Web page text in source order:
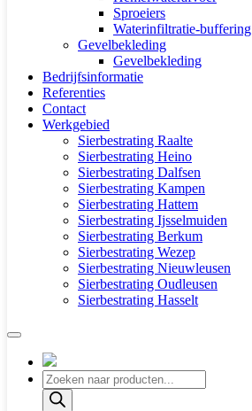
Sproeiers
Waterinfiltratie-buffering
Gevelbekleding
Gevelbekleding
Bedrijfsinformatie
Referenties
Contact
Werkgebied
Sierbestrating Raalte
Sierbestrating Heino
Sierbestrating Dalfsen
Sierbestrating Kampen
Sierbestrating Hattem
Sierbestrating Ijsselmuiden
Sierbestrating Berkum
Sierbestrating Wezep
Sierbestrating Nieuwleusen
Sierbestrating Oudleusen
Sierbestrating Hasselt
Producten
zoeken